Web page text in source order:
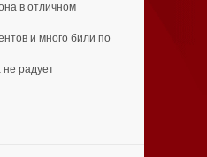
в отличном
и много били по
не радует